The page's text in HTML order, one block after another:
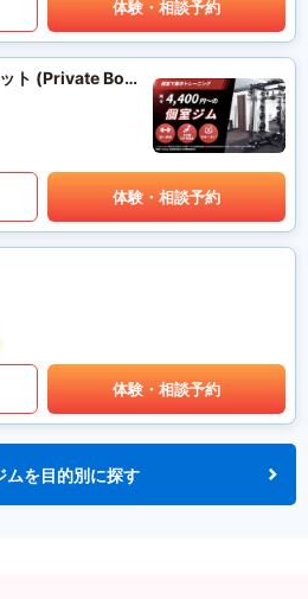
体験・相談予約
プライベートボックスフィット (Private Box Fit)
体験・相談予約
体験・相談予約
ムを目的別に探す